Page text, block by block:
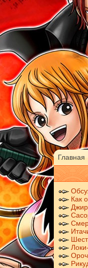
Главная
Как